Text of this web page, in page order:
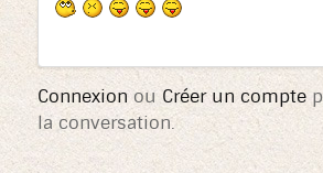
Connexion ou Créer un compte
la conversation.